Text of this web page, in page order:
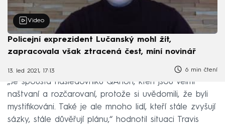
Video
Policejní exprezident Lučanský mohl žít,
zapracovala však ztracená čest, míní novinář
13. led 2021, 17:13 6 min čtení
„Je spousta následovníků QAnon, kteří jsou velmi
naštvaní a rozčarovaní, protože si uvědomili, že byli
mystifikováni. Také je ale mnoho lidí, kteří stále zvyšují
sázky, stále důvěřují plánu,“ hodnotil situaci Travis